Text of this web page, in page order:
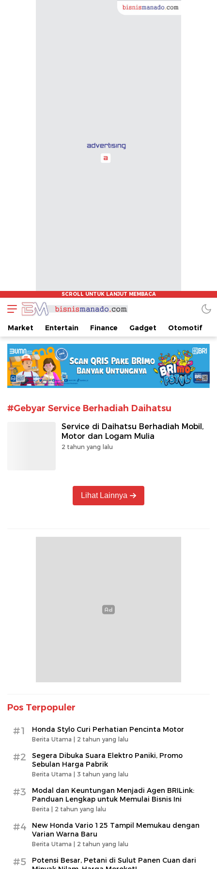
www.bisnismanado.com
Berita Bisnis Sulawesi Utara
Market Entertain Finance Gadget Otomotif
#Gebyar Service Berhadiah Daihatsu
Service di Daihatsu Berhadiah Mobil,
Motor dan Logam Mulia
2 tahun yang lalu
Lihat Lainnya
Pos Terpopuler
#1 Honda Stylo Curi Perhatian Pencinta Motor
Berita Utama | 2 tahun yang lalu
#2
Segera Dibuka Suara Elektro Paniki, Promo
Sebulan Harga Pabrik
Berita Utama | 3 tahun yang lalu
#3
Modal dan Keuntungan Menjadi Agen BRILink:
Panduan Lengkap untuk Memulai Bisnis Ini
Berita | 2 tahun yang lalu
#4
New Honda Vario 125 Tampil Memukau dengan
Varian Warna Baru
Berita Utama | 2 tahun yang lalu
#5
Potensi Besar, Petani di Sulut Panen Cuan dari